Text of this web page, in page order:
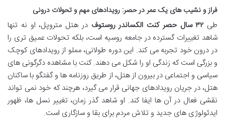
فراز و نشیب های یک عمر در حصر: رویدادهای مهم و تحولات درونی
طی ۳۲ سال حصر کنت الکساندر روستوف
در هتل متروپل، او نه تنها
شاهد تغییرات گسترده در جامعه روسیه است، بلکه تحولات عمیق تری را
در درون خود تجربه می کند. این دوره طولانی، مملو از رویدادهای کوچک
و بزرگی است که زندگی او را شکل می دهند. کنت با مشاهده دگرگونی های
سیاسی و اجتماعی در بیرون از هتل، از طریق روزنامه ها و گفتگو با ساکنان
هتل، در جریان رویدادهای جهانی قرار می گیرد، هرچند که خود نمی تواند
نقشی فعال در آن ها ایفا کند. او شاهد گذر زمان، تغییر نسل ها، ظهور
ایدئولوژی های جدید و تلاش مردم برای بقا و سازگاری است.